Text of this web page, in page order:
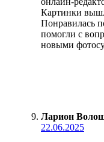
Картинки
Понравилась
помогли с
новыми
Ларион
22.06.2025